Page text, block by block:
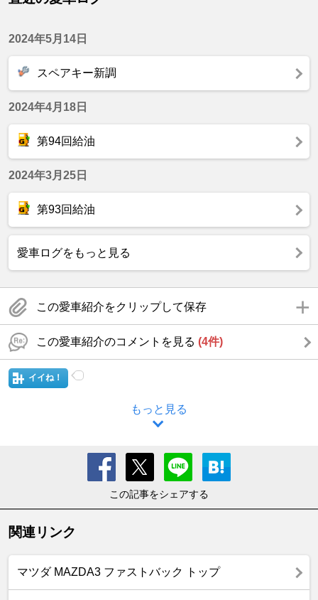
2024年5月14日
スペアキー新調
2024年4月18日
第94回給油
2024年3月25日
第93回給油
愛車ログをもっと見る
この愛車紹介をクリップして保存
この愛車紹介のコメントを見る (4件)
イイね！
もっと見る
この記事をシェアする
関連リンク
マツダ MAZDA3 ファストバック トップ